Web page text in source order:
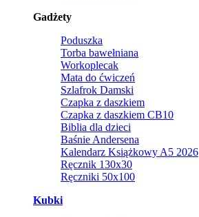
Gadżety
Poduszka
Torba bawełniana
Workoplecak
Mata do ćwiczeń
Szlafrok Damski
Czapka z daszkiem
Czapka z daszkiem CB10
Biblia dla dzieci
Baśnie Andersena
Kalendarz Książkowy A5 2026
Ręcznik 130x30
Ręczniki 50x100
Kubki